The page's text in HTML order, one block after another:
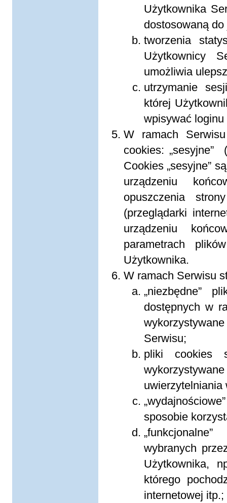
Użytkownika
dostosowaną
tworzenia
Użytkownicy
umożliwia
utrzymanie
której
wpisywać loginu
W ramach
cookies: „sesyjne” (
Cookies „sesyjne”
urządzeniu
opuszczenia
(przeglądarki
urządzeniu
parametrach
Użytkownika.
W ramach Serwisu
„niezbędne”
dostępnych w
Serwisu;
pliki cookies
uwierzytelniania
sposobie
wybranych
Użytkownika,
którego
internetowej itp.;